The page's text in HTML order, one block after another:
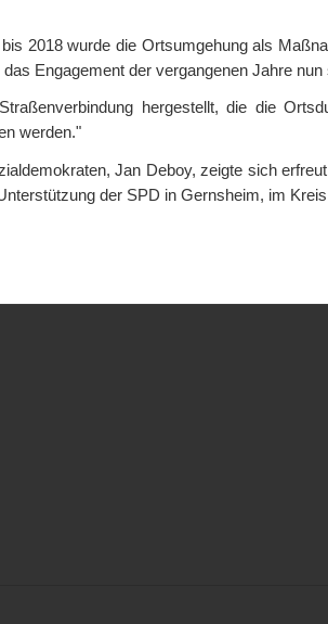
2018 wurde die Ortsumgehung als
Engagement der vergangenen Jahre
hergestellt, die die
werden."
Jan Deboy, zeigte sich
der SPD in Gernsheim, im